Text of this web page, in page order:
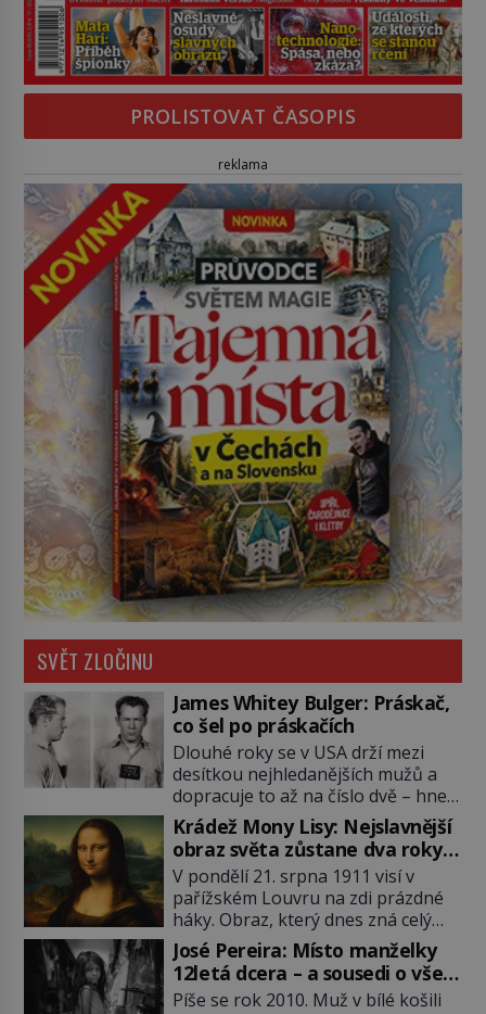
PROLISTOVAT ČASOPIS
reklama
SVĚT ZLOČINU
James Whitey Bulger: Práskač,
co šel po práskačích
Dlouhé roky se v USA drží mezi
desítkou nejhledanějších mužů a
dopracuje to až na číslo dvě – hned
po Usámovi bin Ládinovi (1957–
2011). To je James „Whitey“ Bulger
(1929–2018) viněný ze spoluúčasti
na 19 vraždách, vydírání a lichvy. A
samozřejmě, krom toho je ještě
drogový dealer, který neváhá
odstranit z cesty všechny práskače,
zatímco […]
Krádež Mony Lisy: Nejslavnější
obraz světa zůstane dva roky
nezvěstný
V pondělí 21. srpna 1911 visí v
pařížském Louvru na zdi prázdné
háky. Obraz, který dnes zná celý
svět, je pryč. Zpočátku si nikdo
nemyslí, že jde o krádež.
Zaměstnanci jsou přesvědčeni, že
Mona Lisa je jen v restaurátorské
José Pereira: Místo manželky
12letá dcera – a sousedi o všem
vědí!
Píše se rok 2010. Muž v bílé košili